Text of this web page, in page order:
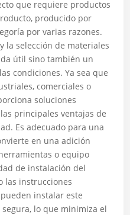
que requiere productos
producido por
por varias razones.
la selección de materiales
útil sino también un
condiciones. Ya sea que
comerciales o
soluciones
principales ventajas de
Es adecuado para una
en una adición
o equipo
de instalación del
las instrucciones
instalar este
lo que minimiza el